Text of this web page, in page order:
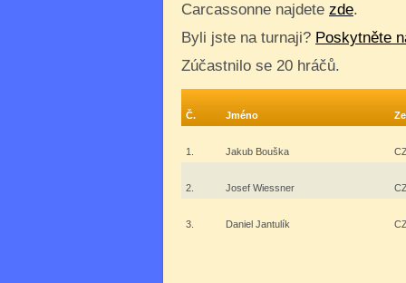
Carcassonne najdete zde.
Byli jste na turnaji? Poskytněte
Zúčastnilo se 20 hráčů.
Č. Jméno
1. Jakub Bouška
2. Josef Wiessner
3. Daniel Jantulík